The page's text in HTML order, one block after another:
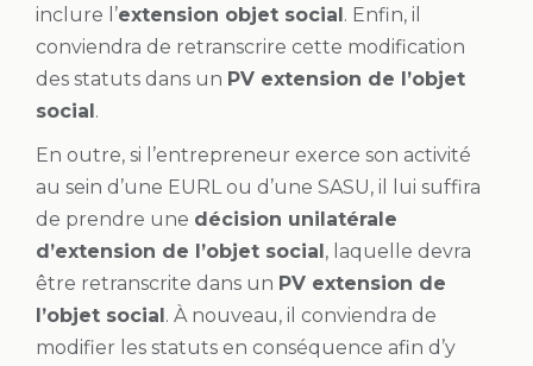
inclure l’extension objet social. Enfin, il
conviendra de retranscrire cette modification
des statuts dans un PV extension de l’objet
social.
En outre, si l’entrepreneur exerce son activité
au sein d’une EURL ou d’une SASU, il lui suffira
de prendre une décision unilatérale
d’extension de l’objet social, laquelle devra
être retranscrite dans un PV extension de
l’objet social. À nouveau, il conviendra de
modifier les statuts en conséquence afin d’y